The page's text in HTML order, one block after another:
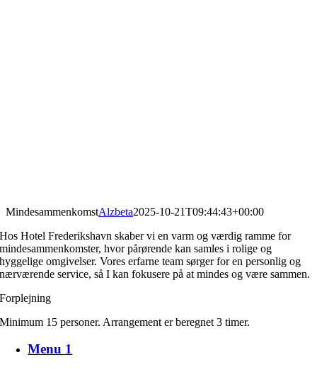
MindesammenkomstAlzbeta2025-10-21T09:44:43+00:00
Hos Hotel Frederikshavn skaber vi en varm og værdig ramme for
mindesammenkomster, hvor pårørende kan samles i rolige og
hyggelige omgivelser. Vores erfarne team sørger for en personlig og
nærværende service, så I kan fokusere på at mindes og være sammen.
Forplejning
Minimum 15 personer. Arrangement er beregnet 3 timer.
Menu 1